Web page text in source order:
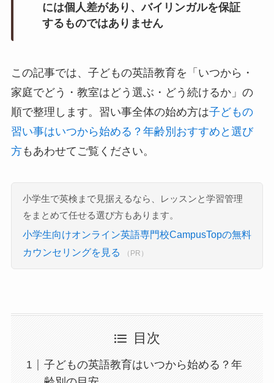
には個人差があり、バイリンガルを保証
するものではありません
この記事では、子どもの英語教育を「いつから・
家庭でどう・教室はどう選ぶ・どう続けるか」の
順で整理します。習い事全体の始め方は子どもの
習い事はいつから始める？年齢別おすすめと選び
方もあわせてご覧ください。
小学生で英検まで見据えるなら、レッスンと学習管理
をまとめて任せる選び方もあります。
小学生向けオンライン英語専門校CampusTopの無料
カウンセリングを見る
（PR）
目次
子どもの英語教育はいつから始める？年